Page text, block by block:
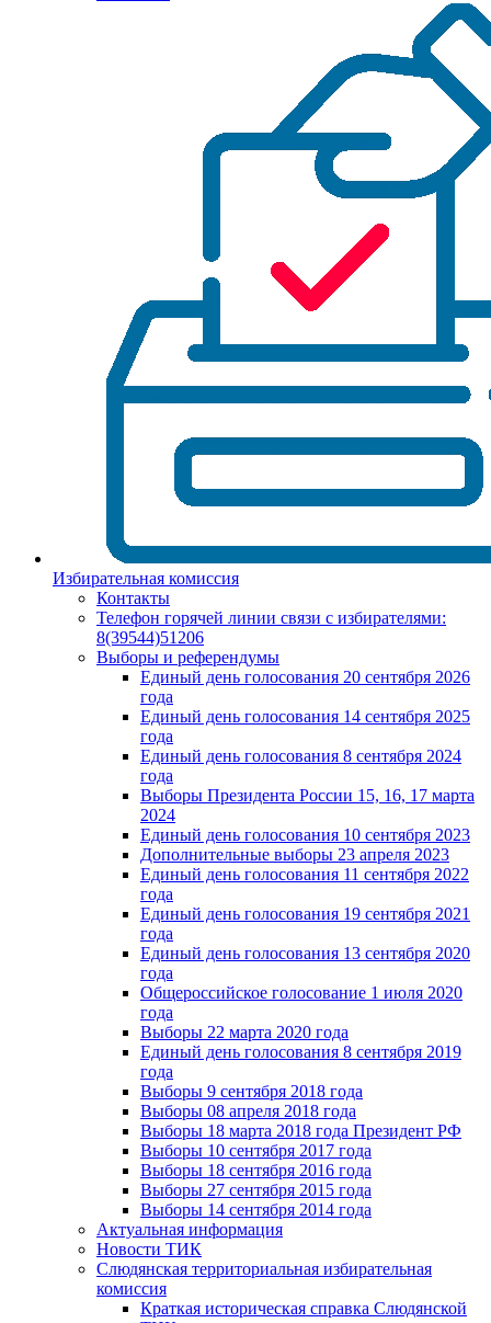
Избирательная комиссия
Контакты
Телефон горячей линии связи с избирателями:
8(39544)51206
Выборы и референдумы
Единый день голосования 20 сентября 2026
года
Единый день голосования 14 сентября 2025
года
Единый день голосования 8 сентября 2024
года
Выборы Президента России 15, 16, 17 марта
2024
Единый день голосования 10 сентября 2023
Дополнительные выборы 23 апреля 2023
Единый день голосования 11 сентября 2022
года
Единый день голосования 19 сентября 2021
года
Единый день голосования 13 сентября 2020
года
Общероссийское голосование 1 июля 2020
года
Выборы 22 марта 2020 года
Единый день голосования 8 сентября 2019
года
Выборы 9 сентября 2018 года
Выборы 08 апреля 2018 года
Выборы 18 марта 2018 года Президент РФ
Выборы 10 сентября 2017 года
Выборы 18 сентября 2016 года
Выборы 27 сентября 2015 года
Выборы 14 сентября 2014 года
Актуальная информация
Новости ТИК
Слюдянская территориальная избирательная
комиссия
Краткая историческая справка Слюдянской